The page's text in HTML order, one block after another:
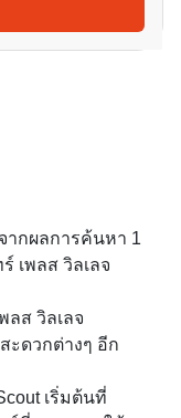
ากผลการค้นหา 1
เพลส วิลเลจ
ส วิลเลจ
ะดวกต่างๆ อีก
เริ่มต้นที่